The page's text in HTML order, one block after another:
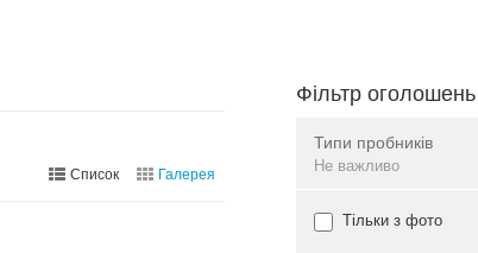
Список Галерея
Фільтр оголошень
Типи пробників
Не важливо
Косметика та засоби
Тільки з фото